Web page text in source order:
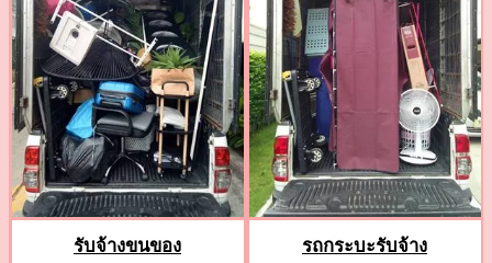
รับจ้างขนของ
รถกระบะรับจ้าง